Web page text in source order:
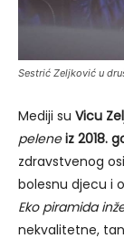
Sestrić Zeljković u
Mediji su Vicu
pelene iz 2018.
zdravstvenog
bolesnu djecu i
Eko piramida
nekvalitetne,